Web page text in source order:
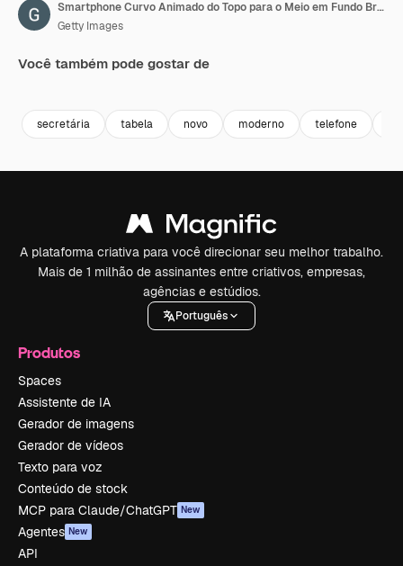
Smartphone Curvo Animado do Topo para o Meio em Fundo Branco com Canal Luma Incluído 4K.
Getty Images
Você também pode gostar de
secretária tabela novo moderno telefone
A plataforma criativa para você direcionar seu melhor trabalho.
Mais de 1 milhão de assinantes entre criativos, empresas,
agências e estúdios.
Português
Produtos
Spaces
Assistente de IA
Gerador de imagens
Gerador de vídeos
Texto para voz
Conteúdo de stock
MCP para Claude/ChatGPT New
Agentes New
API